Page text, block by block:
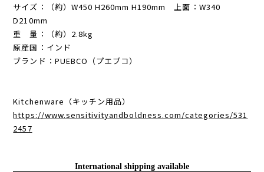
サイズ：（約）W450 H260mm H190mm 上面：W340
D210mm
重 量：（約）2.8kg
原産国：インド
ブランド：PUEBCO（プエブコ）
Kitchenware（キッチン用品）
https://www.sensitivityandboldness.com/categories/531
2457
International shipping available